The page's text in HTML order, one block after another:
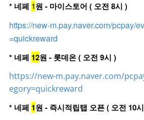
* 네페 1원 - 마이스토어 ( 오전 8시 )
https://new-m.pay.naver.com/pcpay/
=quickreward
* 네페 12원 - 롯데온 ( 오전 9시 )
https://new-m.pay.naver.com/
egory=quickreward
* 네페 1원 - 즉시적립탭 오픈 ( 오전 10